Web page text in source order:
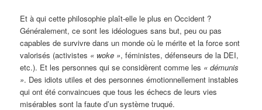
Et à qui cette philosophie plaît-elle le plus en Occident ?
Généralement, ce sont les idéologues sans but, peu ou pas
capables de survivre dans un monde où le mérite et la force sont
valorisés (activistes « woke », féministes, défenseurs de la DEI,
etc.). Et les personnes qui se considèrent comme les « démunis
». Des idiots utiles et des personnes émotionnellement instables
qui ont été convaincues que tous les échecs de leurs vies
misérables sont la faute d’un système truqué.